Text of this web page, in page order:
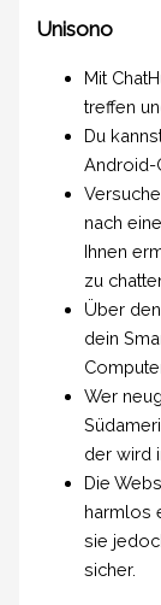
Unisono
Mit
treffen
Du
Android-
nach
Ihnen
zu
Über
dein
Wer
der wird
Die
harmlos
sie
sicher.